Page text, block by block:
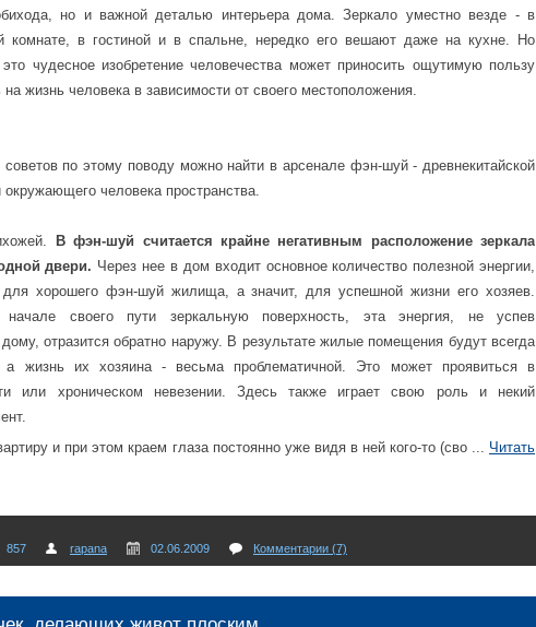
но и важной деталью интерьера дома. Зеркало уместно везде - в
комнате, в гостиной и в спальне, нередко его вешают даже на кухне. Но
чудесное изобретение человечества может приносить ощутимую пользу
на жизнь человека в зависимости от своего местоположения.
по этому поводу можно найти в арсенале фэн-шуй - древнекитайской
окружающего человека пространства.
В фэн-шуй считается крайне негативным расположение зеркала
двери. Через нее в дом входит основное количество полезной энергии,
для хорошего фэн-шуй жилища, а значит, для успешной жизни его хозяев.
своего пути зеркальную поверхность, эта энергия, не успев
отразится обратно наружу. В результате жилые помещения будут всегда
а жизнь их хозяина - весьма проблематичной. Это может проявиться в
или хроническом невезении. Здесь также играет свою роль и некий
и при этом краем глаза постоянно уже видя в ней кого-то (сво ... Читать
857 rapana 02.06.2009 Комментарии (7)